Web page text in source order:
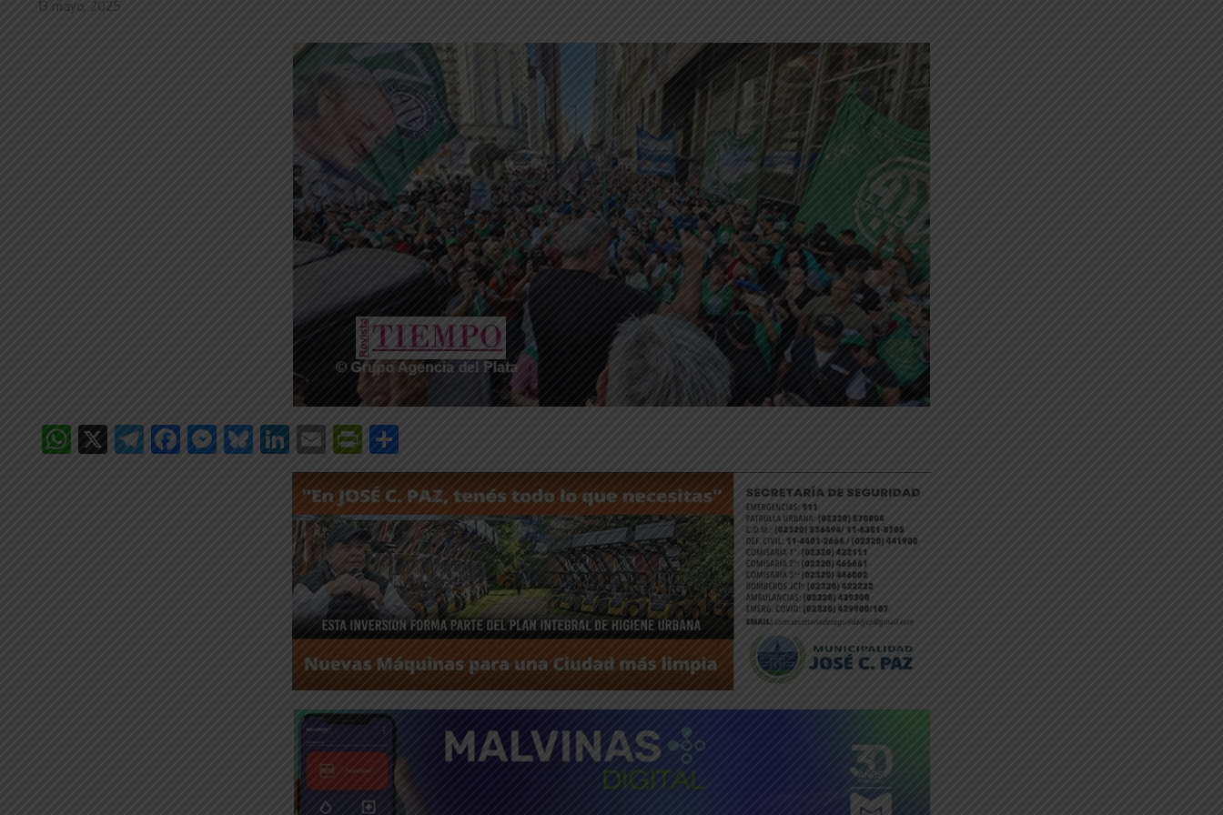
13 mayo, 2025
WhatsApp
X Telegram
Facebook
Messenger
Bluesky
LinkedIn
EmailPrintFriendly